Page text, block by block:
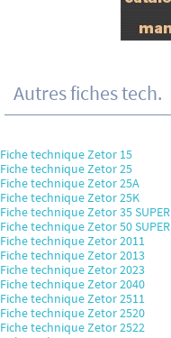
Autres fiches tech.
Fiche technique Zetor 15
Fiche technique Zetor 25
Fiche technique Zetor 25A
Fiche technique Zetor 25K
Fiche technique Zetor 35 SUPER
Fiche technique Zetor 50 SUPER
Fiche technique Zetor 2011
Fiche technique Zetor 2013
Fiche technique Zetor 2023
Fiche technique Zetor 2040
Fiche technique Zetor 2511
Fiche technique Zetor 2520
Fiche technique Zetor 2522